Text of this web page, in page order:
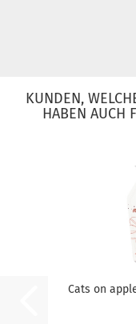
KUNDEN,
HABEN AUCH
Cats on